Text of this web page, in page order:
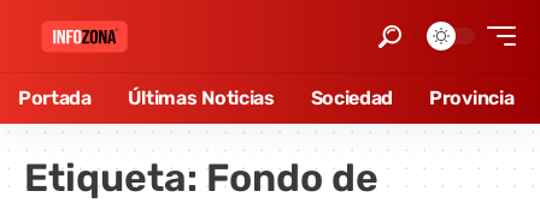
Portada Últimas Noticias Sociedad Provincia
Etiqueta: Fondo de